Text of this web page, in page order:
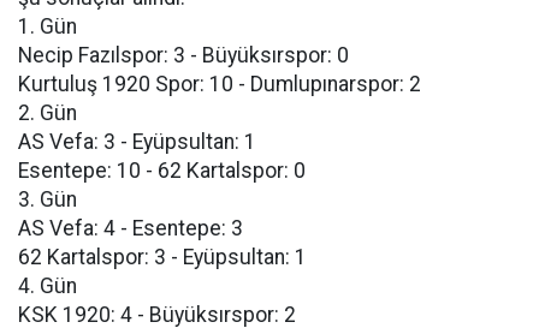
1. Gün
Necip Fazılspor: 3 - Büyüksırspor: 0
Kurtuluş 1920 Spor: 10 - Dumlupınarspor: 2
2. Gün
AS Vefa: 3 - Eyüpsultan: 1
Esentepe: 10 - 62 Kartalspor: 0
3. Gün
AS Vefa: 4 - Esentepe: 3
62 Kartalspor: 3 - Eyüpsultan: 1
4. Gün
KSK 1920: 4 - Büyüksırspor: 2